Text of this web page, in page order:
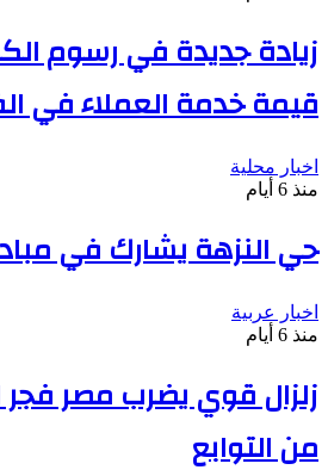
زيادة جديدة في رسوم
قيمة خدمة العملاء في
اخبار محلية
منذ 6 أيام
حي النزهة يشارك في مبادرة
اخبار عربية
منذ 6 أيام
زلزال قوي يضرب مصر فجر
من التوابع